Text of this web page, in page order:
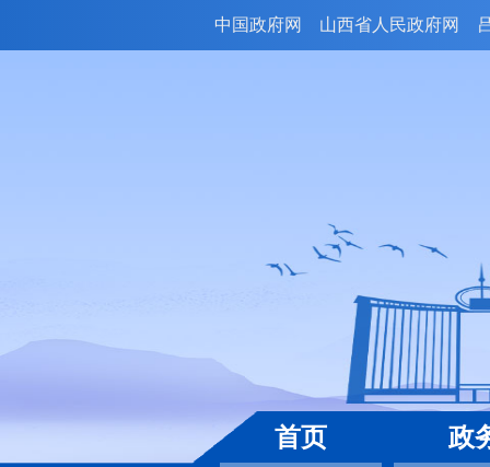
中国政府网 山西省人民政府网
首页 政